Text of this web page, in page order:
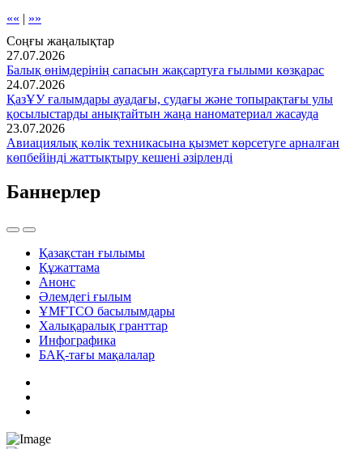
«« | »»
Соңғы жаңалықтар
27.07.2026
Балық өнімдерінің сапасын жақсартуға ғылыми көзқарас
24.07.2026
ҚазҰУ ғалымдары ауадағы, судағы және топырақтағы улы
қосылыстарды анықтайтын жаңа наноматериал жасауда
23.07.2026
Авиациялық көлік техникасына қызмет көрсетуге арналған
көпбейінді жаттықтыру кешені әзірленді
Баннерлер
Қазақстан ғылымы
Құжаттама
Анонс
Әлемдегі ғылым
ҰМҒТСО басылымдары
Халықаралық гранттар
Инфографика
БАҚ-тағы мақалалар